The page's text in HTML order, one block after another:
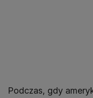
Podczas, gdy